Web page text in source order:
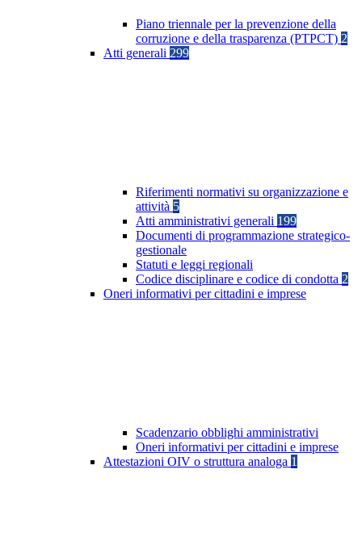
Piano triennale per la prevenzione della
corruzione e della trasparenza (PTPCT) 2
Atti generali 299
Riferimenti normativi su organizzazione e
attività 5
Atti amministrativi generali 199
Documenti di programmazione strategico-
gestionale
Statuti e leggi regionali
Codice disciplinare e codice di condotta 2
Oneri informativi per cittadini e imprese
Scadenzario obblighi amministrativi
Oneri informativi per cittadini e imprese
Attestazioni OIV o struttura analoga 1